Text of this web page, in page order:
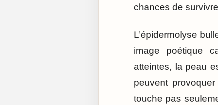
chances de
L’épidermolyse
image poétique
atteintes, la peau
peuvent
touche pas